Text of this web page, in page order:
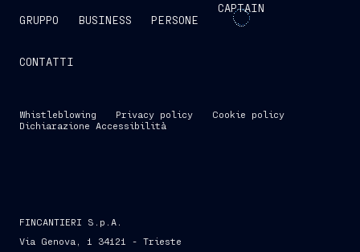
GRUPPO BUSINESS PERSONE
CAPTAIN
CONTATTI
Whistleblowing Privacy policy
Cookie policy
Dichiarazione Accessibilità
FINCANTIERI S.p.A.
Via Genova, 1 34121 - Trieste